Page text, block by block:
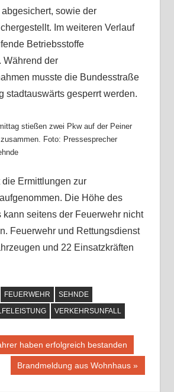
sowie der
Im weiteren Verlauf
Betriebsstoffe
Während der
musste die Bundesstraße
stadtauswärts gesperrt werden.
stießen zwei Pkw auf der Peiner
Foto: Pressesprecher
Ermittlungen zur
Die Höhe des
kann seitens der Feuerwehr nicht
Feuerwehr und Rettungsdienst
und 22 Einsatzkräften
FEUERWEHR
SEHNDE
VERKEHRSUNFALL
haben erfolgreich bestanden
Nächster
Brandmeldung aus Wohnhaus